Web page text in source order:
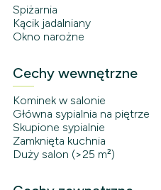
Spiżarnia
Kącik jadalniany
Okno narożne
Cechy wewnętrzne
Kominek w salonie
Główna sypialnia na piętrze
Skupione sypialnie
Zamknięta kuchnia
Duży salon (>25 m²)